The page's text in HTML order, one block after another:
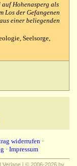
Hohenasperg als
Los der Gefangenen
einer beliegenden
Seelsorge,
widerrufen ·
· Impressum
Verlage | © 2006-2026 by